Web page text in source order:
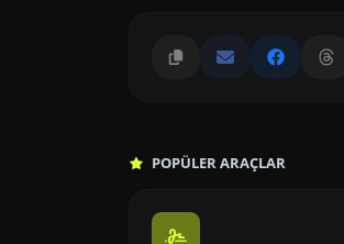
POPÜLER ARAÇLAR